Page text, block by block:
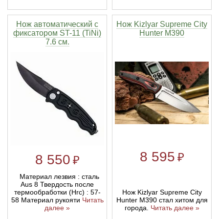
Нож автоматический с
фиксатором ST-11 (TiNi)
7.6 см.
8 550 ₽
Материал лезвия : сталь
Aus 8 Твердость после
термообработки (Hrc) : 57-
58 Материал рукояти Читать
далее »
Нож Kizlyar Supreme City
Hunter M390
8 595 ₽
Нож Kizlyar Supreme City
Hunter M390 стал хитом для
города. Читать далее »